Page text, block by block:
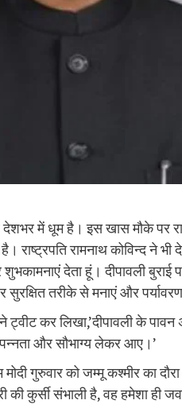
देशभर में धूम है। इस खास मौके पर
राष्ट्रपति रामनाथ कोविन्द ने भी
शुभकामनाएं देता हूं। दीपावली
सुरक्षित तरीके से मनाएं और
ट्वीट कर लिखा,’दीपावली के
और सौभाग्य लेकर आए।’
मोदी गुरुवार को जम्‍मू कश्‍मीर का
की कुर्सी संभाली है, वह हमेशा ही